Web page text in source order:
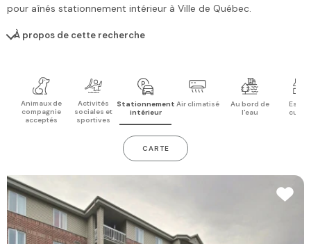
pour aînés stationnement intérieur à Ville de Québec.
À propos de cette recherche
Animaux de
compagnie
acceptés
Activités
sociales et
sportives
Stationnement
intérieur
Air climatisé
Au bord de
l'eau
CARTE